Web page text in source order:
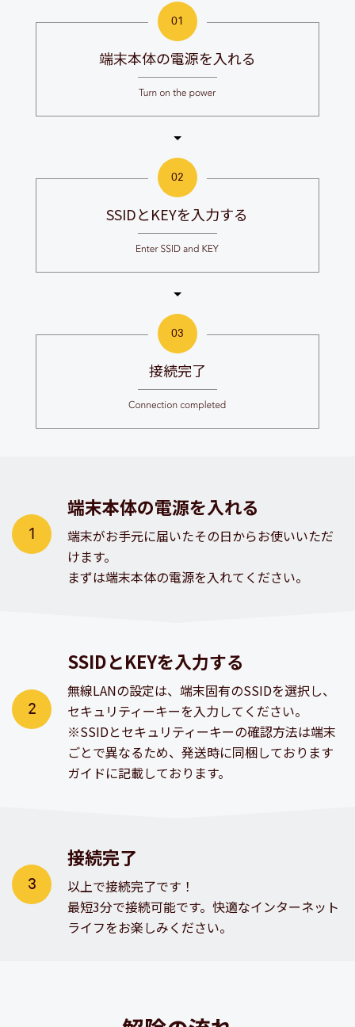
端末本体の電源を入れる
SSIDとKEYを入力する
接続完了
端末本体の電源を入れる
端末がお手元に届いたその日からお使いいただ
けます。
まずは端末本体の電源を入れてください。
SSIDとKEYを入力する
無線LANの設定は、端末固有のSSIDを選択し、
セキュリティーキーを入力してください。
※SSIDとセキュリティーキーの確認方法は端末
ごとで異なるため、 発送時に同梱しております
ガイドに記載しております。
接続完了
以上で接続完了です！
最短3分で接続可能です。快適なインターネット
ライフをお楽しみください。